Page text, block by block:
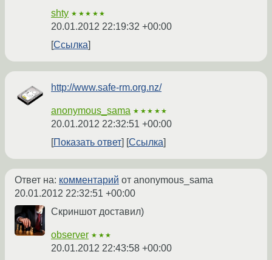
shty ★★★★★
20.01.2012 22:19:32 +00:00
Ссылка
http://www.safe-rm.org.nz/
anonymous_sama ★★★★★
20.01.2012 22:32:51 +00:00
Показать ответ
Ссылка
Ответ на: комментарий от anonymous_sama
20.01.2012 22:32:51 +00:00
Скриншот доставил)
observer ★★★
20.01.2012 22:43:58 +00:00